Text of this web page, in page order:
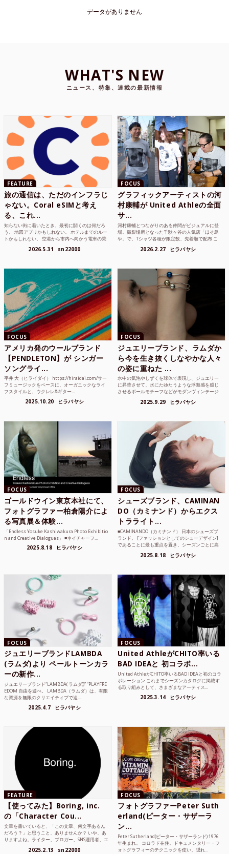
データがありません
WHAT'S NEW
ニュース、特集、連載の最新情報
FEATURE
旅の通信は、ただのインフラじ
ゃない。Coral eSIMと考え
る、これ...
知らない街に着いたとき、最初に開くのは何だろ
う。 地図アプリかもしれない。 ホテルまでのルー
トかもしれない。 空港から市内へ向かう電車の乗
2026.5.31 sn22000
FOCUS
グラフィックアーティストの河
村康輔が United Athleの全面
サ...
河村康輔とつながりのある仲間がビジュアルに登
場。撮影場所となった千駄ヶ谷の人気店「ほそ島
や」で、Tシャツ各種が限定数、先着順で配布 こ
2026.2.27 ヒラバヤシ
FOCUS
アメリカ発のウールブランド
【PENDLETON】が シンガー
ソングライ...
平井 大（ヒライダイ） https://hiraidai.com/サー
フミュージックをベースに、オーガニックなライ
フスタイルと、ウクレレ&ギター...
2025.10.20 ヒラバヤシ
FOCUS
ジュエリーブランド、ラムダか
ら今を生き抜くしなやかな人々
の姿に重ねた ...
水中の気泡やしずくを球体で表現し、ジュエリー
に昇華させて、水にたゆたうような浮遊感を感じ
させるボールモチーフなどがモダンヴィンテージ
2025.9.29 ヒラバヤシ
FOCUS
ゴールドウイン東京本社にて、
フォトグラファー柏倉陽介によ
る写真展＆体験...
「Endless Yosuke Kashiwakura Photo Exhibitio
n and Creative Dialogues」 ■ネイチャーフ...
2025.8.18 ヒラバヤシ
FOCUS
シューズブランド、CAMINAN
DO（カミナンド）からエクス
トラライト...
■CAMINANDO（カミナンド） 日本のシューズブ
ランド。 [ファッションとしてのシューデザイン]
であることに最も重点を置き、シーズンごとに高
2025.8.18 ヒラバヤシ
FOCUS
ジュエリーブランドLAMBDA
(ラムダ)より ペールトーンカラ
ーの新作...
ジュエリーブランド“LAMBDA( ラムダ))” “PLAYFRE
EDOM 自由を遊べ。 LAMBDA（ラムダ）は、有限
な資源を無限のクリエイティブで追...
2025.4.7 ヒラバヤシ
FOCUS
United AthleがCHITO率いる
BAD IDEAと 初コラボ...
United AthleがCHITO率いるBAD IDEAと初のコラ
ボレーション これまでシーズンカタログに掲載す
る取り組みとして、さまざまなアーティス...
2025.3.14 ヒラバヤシ
FEATURE
【使ってみた】Boring, inc.
の「Character Cou...
文章を書いていると、「この文章、何文字あるん
だろう？」と思うこと、ありませんか？ いや、あ
りますよね。ライター、ブロガー、SNS運用者、エ
2025.2.13 sn22000
FOCUS
フォトグラファーPeter Suth
erland(ピーター・サザーラ
ン...
Peter Sutherland(ピーター・サザーランド) 1976
年生まれ。 コロラド在住。ドキュメンタリー・フ
ォトグラフィーのテクニックを使い、隠れ...